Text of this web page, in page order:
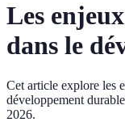
Les
dans le
Cet article explore les
développement
2026.